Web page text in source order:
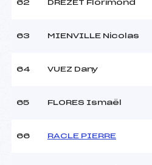
62 DREZET Florimond
63 MIENVILLE Nicolas
64 VUEZ Dany
65 FLORES Ismaël
66 RACLE PIERRE